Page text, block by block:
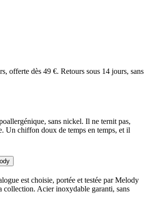
offerte dès 49 €. Retours sous 14 jours, sans
sans nickel. Il ne ternit pas,
Un chiffon doux de temps en temps, et il
est choisie, portée et testée par Melody
collection. Acier inoxydable garanti, sans